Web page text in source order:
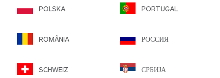
POLSKA PORTUGAL
ROMÂNIA РОССИЯ
SCHWEIZ СРБИЈА